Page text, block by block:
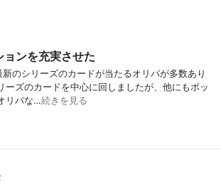
ンを充実させた
のシリーズのカードが当たるオリパが多数あり
ーズのカードを中心に回しましたが、他にもボッ
リパな…続きを見る